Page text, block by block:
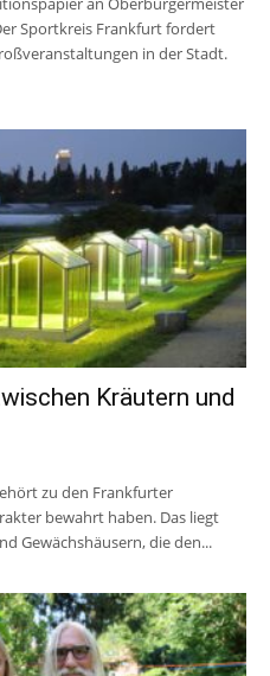
Sportkreis Frankfurt fordert
in der Stadt.
Kräutern und
zu den Frankfurter
bewahrt haben. Das liegt
Gewächshäusern, die den...